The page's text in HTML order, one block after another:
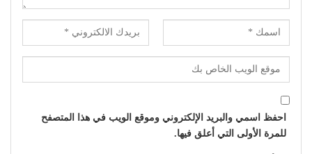
احفظ اسمي والبريد الإلكتروني وموقع الويب في هذا المتصفح
للمرة الأولى التي أعلق فيها.